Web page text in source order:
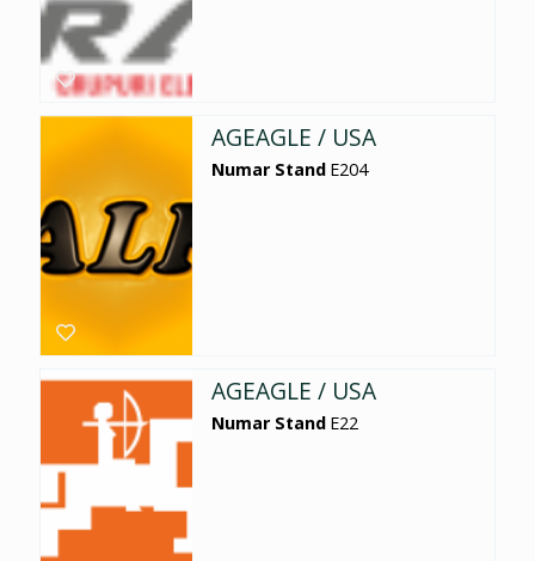
AGEAGLE / USA
Numar Stand E204
AGEAGLE / USA
Numar Stand E22